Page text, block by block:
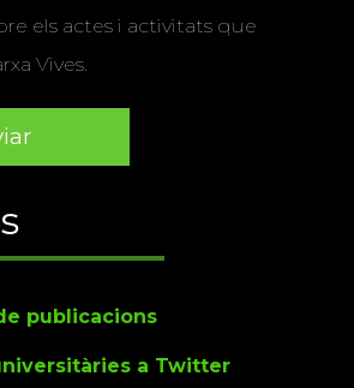
els actes i activitats que
Vives.
publicacions
a Twitter